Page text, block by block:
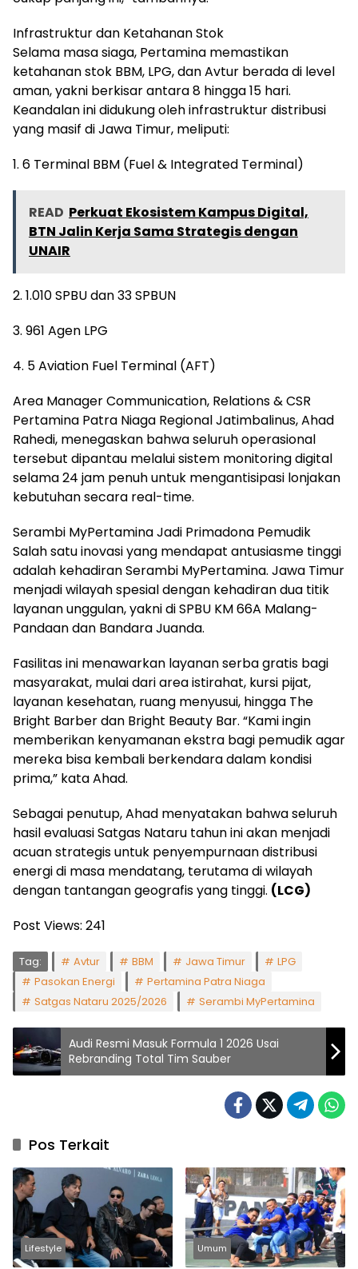
Infrastruktur dan Ketahanan Stok
Selama masa siaga, Pertamina memastikan
ketahanan stok BBM, LPG, dan Avtur berada di level
aman, yakni berkisar antara 8 hingga 15 hari.
Keandalan ini didukung oleh infrastruktur distribusi
yang masif di Jawa Timur, meliputi:
1. 6 Terminal BBM (Fuel & Integrated Terminal)
READ Perkuat Ekosistem Kampus Digital,
BTN Jalin Kerja Sama Strategis dengan
UNAIR
2. 1.010 SPBU dan 33 SPBUN
3. 961 Agen LPG
4. 5 Aviation Fuel Terminal (AFT)
Area Manager Communication, Relations & CSR
Pertamina Patra Niaga Regional Jatimbalinus, Ahad
Rahedi, menegaskan bahwa seluruh operasional
tersebut dipantau melalui sistem monitoring digital
selama 24 jam penuh untuk mengantisipasi lonjakan
kebutuhan secara real-time.
Serambi MyPertamina Jadi Primadona Pemudik
Salah satu inovasi yang mendapat antusiasme tinggi
adalah kehadiran Serambi MyPertamina. Jawa Timur
menjadi wilayah spesial dengan kehadiran dua titik
layanan unggulan, yakni di SPBU KM 66A Malang-
Pandaan dan Bandara Juanda.
Fasilitas ini menawarkan layanan serba gratis bagi
masyarakat, mulai dari area istirahat, kursi pijat,
layanan kesehatan, ruang menyusui, hingga The
Bright Barber dan Bright Beauty Bar. “Kami ingin
memberikan kenyamanan ekstra bagi pemudik agar
mereka bisa kembali berkendara dalam kondisi
prima,” kata Ahad.
Sebagai penutup, Ahad menyatakan bahwa seluruh
hasil evaluasi Satgas Nataru tahun ini akan menjadi
acuan strategis untuk penyempurnaan distribusi
energi di masa mendatang, terutama di wilayah
dengan tantangan geografis yang tinggi. (LCG)
Post Views: 241
Tag: Avtur BBM Jawa Timur
LPG
Pasokan Energi
Pertamina Patra Niaga
Satgas Nataru 2025/2026
Serambi MyPertamina
Audi Resmi Masuk Formula 1 2026 Usai
Rebranding Total Tim Sauber
Pos Terkait
Lifestyle Umum